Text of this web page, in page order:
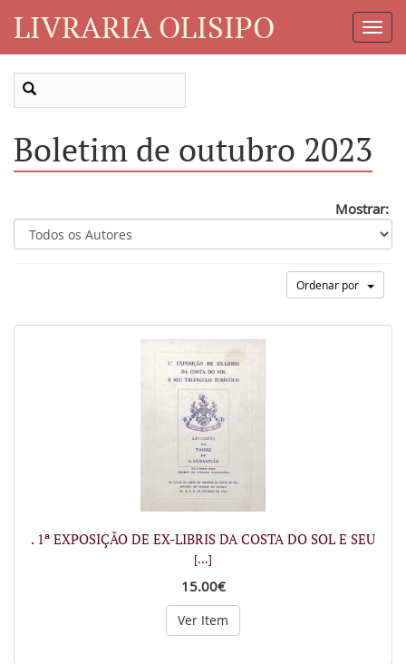
LIVRARIA OLISIPO
Boletim de outubro 2023
Mostrar:
Ordenar por
. 1ª EXPOSIÇÃO DE EX-LIBRIS DA COSTA DO SOL E SEU
[...]
15.00€
Ver Item